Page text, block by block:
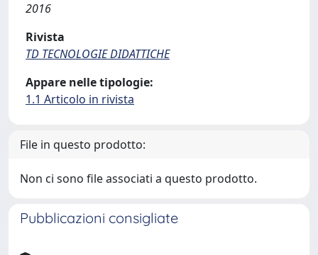
2016
Rivista
TD TECNOLOGIE DIDATTICHE
Appare nelle tipologie:
1.1 Articolo in rivista
File in questo prodotto:
Non ci sono file associati a questo prodotto.
Pubblicazioni consigliate